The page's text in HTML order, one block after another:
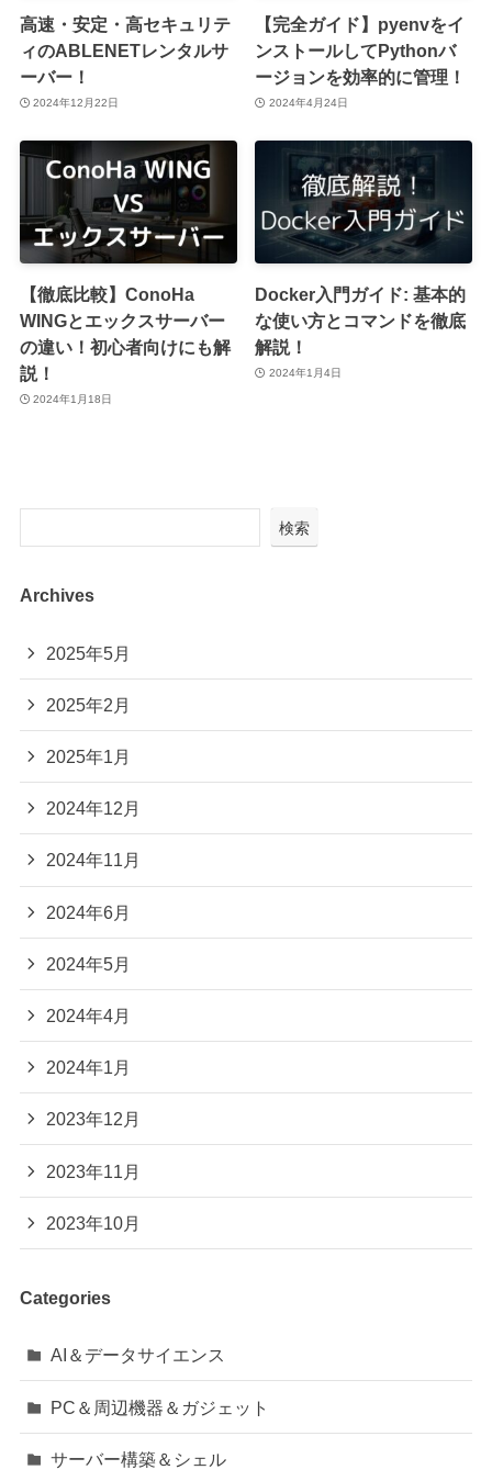
高速・安定・高セキュリテ
ィのABLENETレンタルサ
ーバー！
2024年12月22日
【完全ガイド】pyenvをイ
ンストールしてPythonバ
ージョンを効率的に管理！
2024年4月24日
【徹底比較】ConoHa
WINGとエックスサーバー
の違い！初心者向けにも解
説！
2024年1月18日
Docker入門ガイド: 基本的
な使い方とコマンドを徹底
解説！
2024年1月4日
検索
Archives
2025年5月
2025年2月
2025年1月
2024年12月
2024年11月
2024年6月
2024年5月
2024年4月
2024年1月
2023年12月
2023年11月
2023年10月
Categories
AI＆データサイエンス
PC＆周辺機器＆ガジェット
サーバー構築＆シェル